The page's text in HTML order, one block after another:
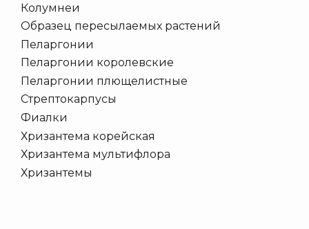
Колумнеи
Образец пересылаемых растений
Пеларгонии
Пеларгонии королевские
Пеларгонии плющелистные
Стрептокарпусы
Фиалки
Хризантема корейская
Хризантема мультифлора
Хризантемы